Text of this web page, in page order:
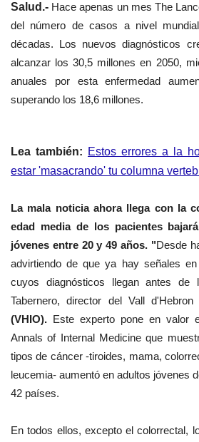
Salud.- Hace apenas un mes The
del número de casos a nivel
décadas. Los nuevos diagnósticos
alcanzar los 30,5 millones en 2050,
anuales por esta enfermedad
superando los 18,6 millones.
Lea también: Estos errores a la
estar 'masacrando' tu columna
La mala noticia ahora llega con la
edad media de los pacientes
jóvenes entre 20 y 49 años. "Desde
advirtiendo de que ya hay señales
cuyos diagnósticos llegan antes de
Tabernero, director del Vall
(VHIO). Este experto pone en valor
Annals of Internal Medicine que
tipos de cáncer -tiroides, mama,
leucemia- aumentó en adultos jóvenes
42 países.
En todos ellos, excepto el colorrectal,